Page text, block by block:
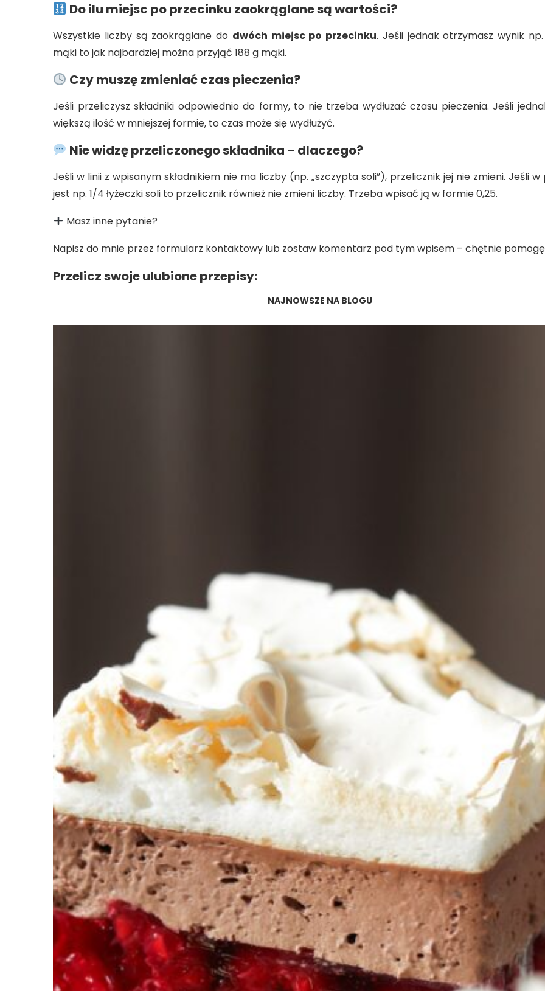
Do ilu miejsc po przecinku zaokrąglane są wartości?
Wszystkie liczby są zaokrąglane do dwóch miejsc po przecinku. Jeśli jednak otrzymasz wynik np.
mąki to jak najbardziej można przyjąć 188 g mąki.
Czy muszę zmieniać czas pieczenia?
Jeśli przeliczysz składniki odpowiednio do formy, to nie trzeba wydłużać czasu pieczenia. Jeśli
większą ilość w mniejszej formie, to czas może się wydłużyć.
Nie widzę przeliczonego składnika – dlaczego?
Jeśli w linii z wpisanym składnikiem nie ma liczby (np. „szczypta soli”), przelicznik jej nie zmieni. Jeśli w
jest np. 1/4 łyżeczki soli to przelicznik również nie zmieni liczby. Trzeba wpisać ją w formie 0,25.
Masz inne pytanie?
Napisz do mnie przez formularz kontaktowy lub zostaw komentarz pod tym wpisem – chętnie
Przelicz swoje ulubione przepisy:
NAJNOWSZE NA BLOGU